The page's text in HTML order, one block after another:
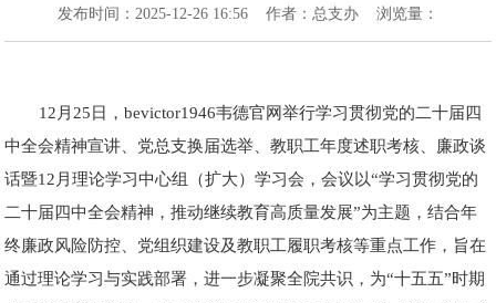
发布时间： 2025-12-26 16:56 作者： 总支办 浏览量：
12月25日，bevictor1946韦德官网举行学习贯彻党的二十届四
中全会精神宣讲、党总支换届选举、教职工年度述职考核、廉政谈
话暨12月理论学习中心组（扩大）学习会，会议以“学习贯彻党的
二十届四中全会精神，推动继续教育高质量发展”为主题，结合年
终廉政风险防控、党组织建设及教职工履职考核等重点工作，旨在
通过理论学习与实践部署，进一步凝聚全院共识，为“十五五”时期